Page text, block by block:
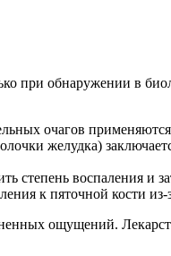
при обнаружении в
очагов
желудка)
воспаления и
к пяточной кости
ощущений.